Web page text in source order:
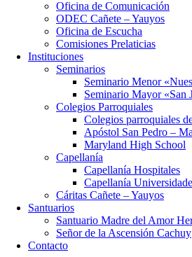
Oficina de Comunicación
ODEC Cañete – Yauyos
Oficina de Escucha
Comisiones Prelaticias
Instituciones
Seminarios
Seminario Menor
Seminario Mayor «San
Colegios Parroquiales
Colegios parroquiales
Apóstol San Pedro –
Maryland High School
Capellanía
Capellanía Hospitales
Capellanía
Cáritas Cañete – Yauyos
Santuarios
Santuario Madre del Amor
Señor de la Ascensión Cachuy
Contacto